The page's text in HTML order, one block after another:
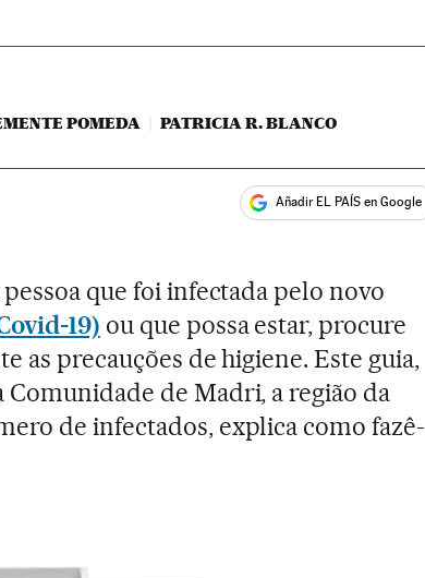
POMEDA PATRICIA R. BLANCO
Añadir EL PAÍS en Google
que foi infectada pelo novo
19) ou que possa estar, procure
as precauções de higiene. Este guia,
Comunidade de Madri, a região da
de infectados, explica como fazê-